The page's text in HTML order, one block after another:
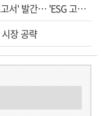
고서' 발간… 'ESG 고…
장 공략